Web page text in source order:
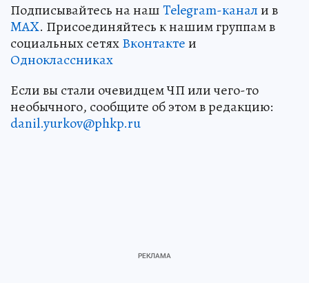
Подписывайтесь на нашTelegram-канали в
MAX. Присоединяйтесь к нашим группам в
социальных сетяхВконтактеи
Одноклассниках
Если вы стали очевидцем ЧП или чего-то
необычного, сообщите об этом в редакцию:
danil.yurkov@phkp.ru